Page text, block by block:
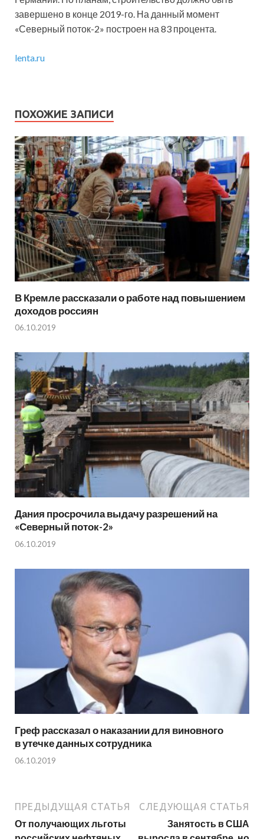
завершено в конце 2019-го. На данный момент
«Северный поток-2» построен на 83 процента.
lenta.ru
ПОХОЖИЕ ЗАПИСИ
В Кремле рассказали о работе над повышением
доходов россиян
06.10.2019
Дания просрочила выдачу разрешений на
«Северный поток-2»
06.10.2019
Греф рассказал о наказании для виновного
в утечке данных сотрудника
06.10.2019
ПРЕДЫДУЩАЯ СТАТЬЯ
От получающих льготы
СЛЕДУЮЩАЯ СТАТЬЯ
Занятость в США